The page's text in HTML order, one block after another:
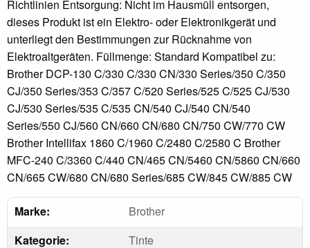
Richtlinien Entsorgung: Nicht im Hausmüll entsorgen,
dieses Produkt ist ein Elektro- oder Elektronikgerät und
unterliegt den Bestimmungen zur Rücknahme von
Elektroaltgeräten. Füllmenge: Standard Kompatibel zu:
Brother DCP-130 C/330 C/330 CN/330 Series/350 C/350
CJ/350 Series/353 C/357 C/520 Series/525 C/525 CJ/530
CJ/530 Series/535 C/535 CN/540 CJ/540 CN/540
Series/550 CJ/560 CN/660 CN/680 CN/750 CW/770 CW
Brother Intellifax 1860 C/1960 C/2480 C/2580 C Brother
MFC-240 C/3360 C/440 CN/465 CN/5460 CN/5860 CN/660
CN/665 CW/680 CN/680 Series/685 CW/845 CW/885 CW
Marke:
Brother
Kategorie:
Tinte